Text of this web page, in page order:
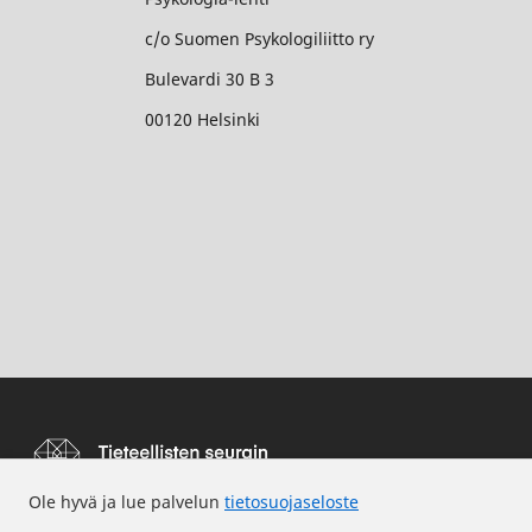
c/o Suomen Psykologiliitto ry
Bulevardi 30 B 3
00120 Helsinki
Ole hyvä ja lue palvelun tietosuojaseloste